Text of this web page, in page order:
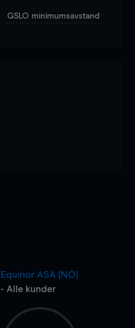
GSLO minimumsavstand
Equinor ASA (NO)
- Alle kunder